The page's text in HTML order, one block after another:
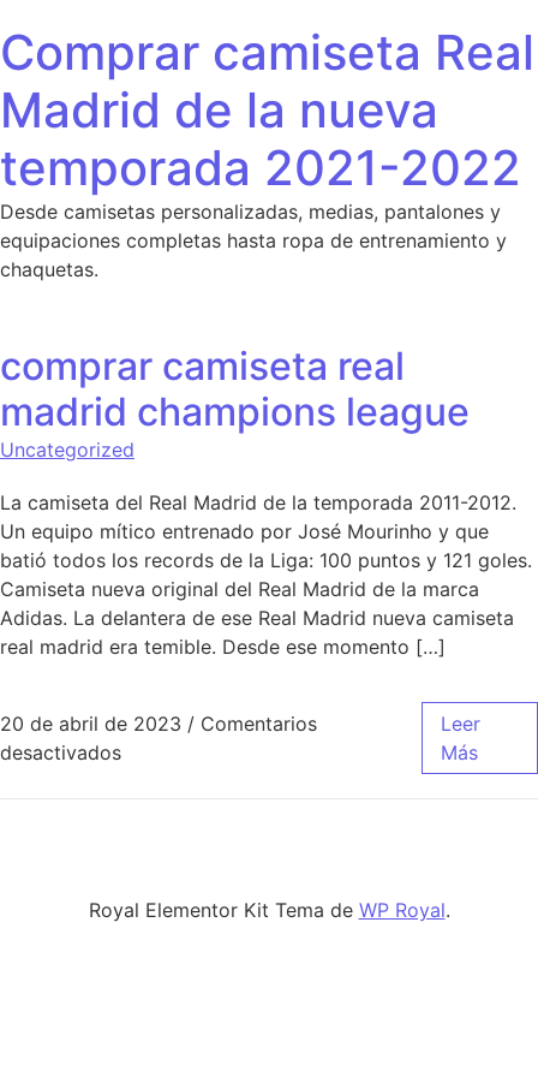
Comprar camiseta Real
Madrid de la nueva
temporada 2021-2022
Desde camisetas personalizadas, medias, pantalones y
equipaciones completas hasta ropa de entrenamiento y
chaquetas.
comprar camiseta real
madrid champions league
Uncategorized
La camiseta del Real Madrid de la temporada 2011-2012.
Un equipo mítico entrenado por José Mourinho y que
batió todos los records de la Liga: 100 puntos y 121 goles.
Camiseta nueva original del Real Madrid de la marca
Adidas. La delantera de ese Real Madrid nueva camiseta
real madrid era temible. Desde ese momento […]
20 de abril de 2023 / Comentarios
desactivadosen comprar camiseta real madrid champions
Leer
Más
Royal Elementor Kit Tema de WP Royal.